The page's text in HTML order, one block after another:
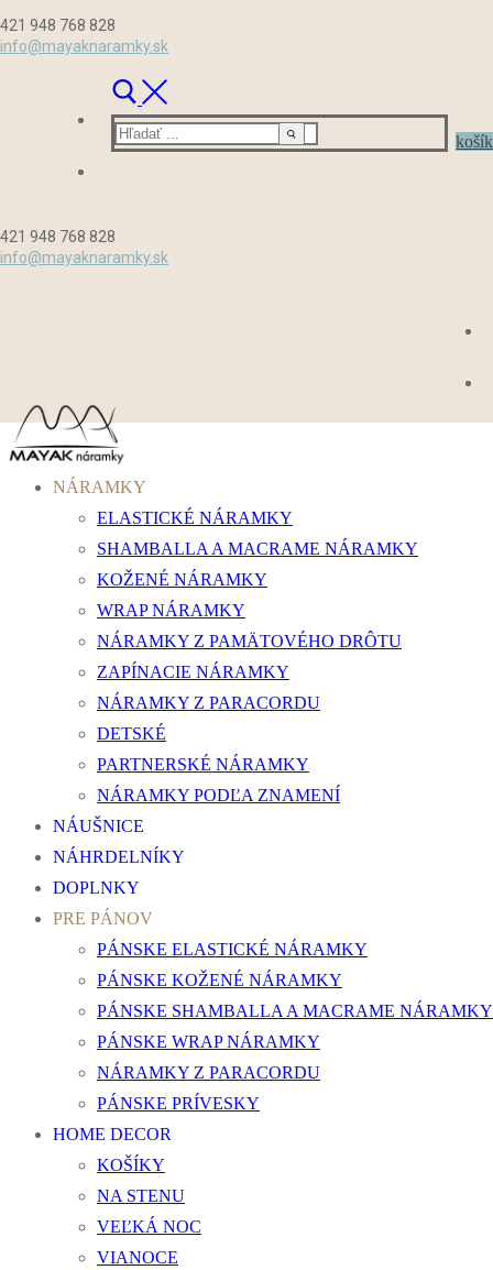
na
421 948 768 828
info@mayaknaramky.sk
Hľadať:
košík
421 948 768 828
info@mayaknaramky.sk
NÁRAMKY
ELASTICKÉ NÁRAMKY
SHAMBALLA A MACRAME NÁRAMKY
KOŽENÉ NÁRAMKY
WRAP NÁRAMKY
NÁRAMKY Z PAMÄTOVÉHO DRÔTU
ZAPÍNACIE NÁRAMKY
NÁRAMKY Z PARACORDU
DETSKÉ
PARTNERSKÉ NÁRAMKY
NÁRAMKY PODĽA ZNAMENÍ
NÁUŠNICE
NÁHRDELNÍKY
DOPLNKY
PRE PÁNOV
PÁNSKE ELASTICKÉ NÁRAMKY
PÁNSKE KOŽENÉ NÁRAMKY
PÁNSKE SHAMBALLA A MACRAME NÁRAMKY
PÁNSKE WRAP NÁRAMKY
NÁRAMKY Z PARACORDU
PÁNSKE PRÍVESKY
HOME DECOR
KOŠÍKY
NA STENU
VEĽKÁ NOC
VIANOCE